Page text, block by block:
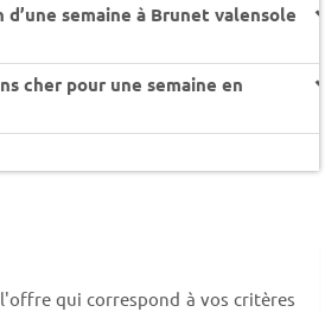
semaine à Brunet valensole
cher pour une semaine en
qui correspond à vos critères